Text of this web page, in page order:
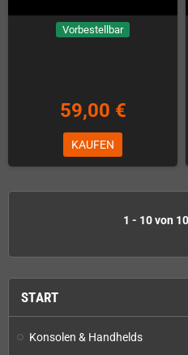
START
Konsolen & Handhelds
Vorbestellbar
59,00 €
KAUFEN
1 - 10 von